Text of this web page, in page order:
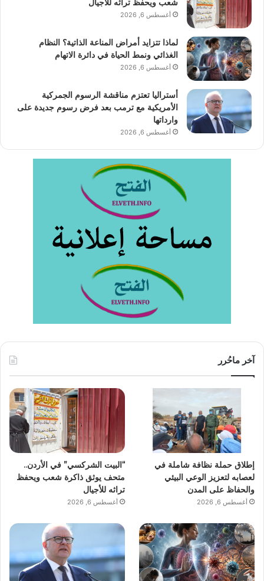
أغسطس 6, 2026
لماذا تتزايد أمراض المناعة الذاتية؟ النظام
الغذائي ونمط الحياة في دائرة الاتهام
أغسطس 6, 2026
أستراليا تعتزم مناقشة الرسوم الجمركية
الأمريكية مع ترمب بعد فرض رسوم جديدة على
وارداتها
أغسطس 6, 2026
آخر ماحُرر
إطلاق حملة نظافة شاملة في
لعصابه لتعزيز الوعي البيئي
والحفاظ على المدن
أغسطس 6, 2026
“البيت الشركسي” في الأردن..
متحف يوثق ذاكرة شعب ويحفظ
تراثه للأجيال
أغسطس 6, 2026